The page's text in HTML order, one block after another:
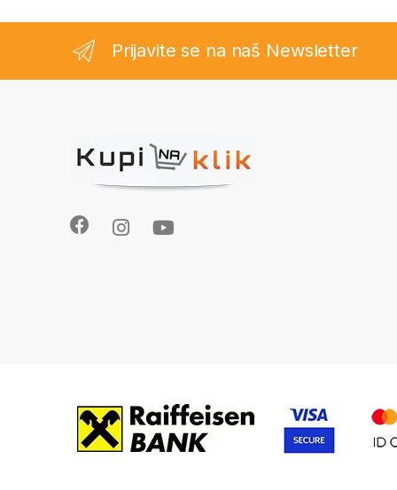
Prijavite se na naš Newsletter